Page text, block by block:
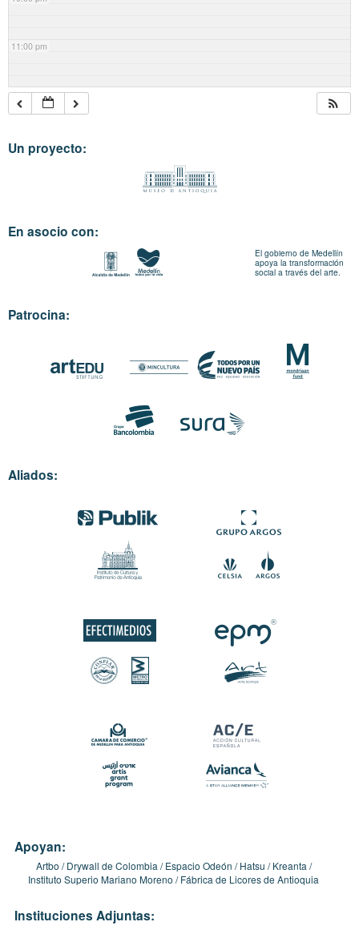
11:00 pm
Un proyecto:
En asocio con:
El gobierno de Medellín
apoya la transformación
social a través del arte.
Patrocina:
Aliados:
Apoyan:
Artbo Drywall de Colombia Espacio Odeón Hatsu
Kreanta
Instituto Superio Mariano Moreno
Fábrica de Licores de Antioquia
Instituciones Adjuntas: